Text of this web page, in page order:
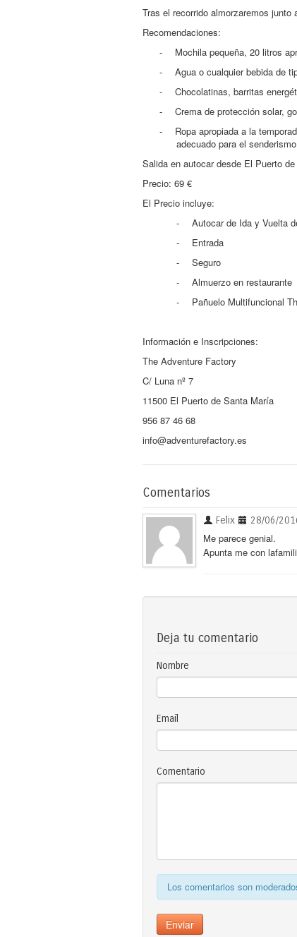
Tras el recorrido almorzaremos
Recomendaciones:
-
Mochila pequeña, 20 litros
-
Agua o cualquier bebida de
-
Chocolatinas, barritas
-
Crema de protección solar,
-
Ropa apropiada a la
adecuado para el
Salida en autocar desde El Puerto
Precio: 69 €
El Precio incluye:
-
Autocar de Ida y Vuelta
-
Entrada
-
Seguro
-
Almuerzo en restaurante
-
Pañuelo Multifuncional
Información e Inscripciones:
The Adventure Factory
C/ Luna nº 7
11500 El Puerto de Santa María
956 87 46 68
info@adventurefactory.es
Comentarios
Felix 28/06/
Me parece genial.
Apunta me con lafamili
Deja tu comentario
Nombre
Email
Comentario
Los comentarios son